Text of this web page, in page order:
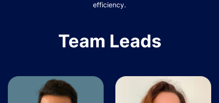
efficiency.
Team Leads